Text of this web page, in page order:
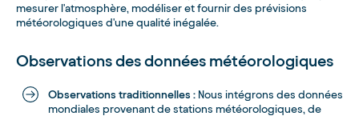
mesurer l'atmosphère, modéliser et fournir des prévisions
météorologiques d'une qualité inégalée.
Observations des données météorologiques
Observations traditionnelles : Nous intégrons des données
mondiales provenant de stations météorologiques, de